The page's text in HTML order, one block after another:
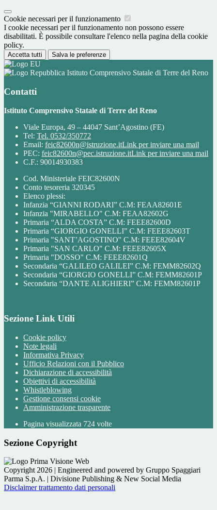
Cookie necessari per il funzionamento
I cookie necessari per il funzionamento non possono essere
disabilitati. È possibile consultare l'elenco nella pagina della cookie
policy.
Accetta tutti Salva le preferenze
Istituto Comprensivo Statale di Terre del Reno
Contatti
Istituto Comprensivo Statale di Terre del Reno
Viale Europa, 49 – 44047 Sant’Agostino (FE)
Tel: Tel. 0532/350772
Email: feic82600n@istruzione.itLink per inviare una mail
PEC: feic82600n@pec.istruzione.itLink per inviare una mail
C.F.: 90014930383
Cod. Ministeriale FEIC82600N
Conto tesoreria 320345
Elenco plessi:
Infanzia “GIANNI RODARI” C.M: FEAA82601E
Infanzia "MIRABELLO" C.M: FEAA82602G
Primaria “ALDA COSTA” C.M: FEEE82600D
Primaria “GIORGIO GONELLI” C.M: FEEE82603T
Primaria "SANT’AGOSTINO" C.M: FEEE82604V
Primaria "SAN CARLO" C.M: FEEE82605X
Primaria "DOSSO" C.M: FEEE82601Q
Secondaria “GALILEO GALILEI” C.M: FEMM82602Q
Secondaria “GIORGIO GONELLI” C.M: FEMM82601P
Secondaria “DANTE ALIGHIERI” C.M: FEMM82601P
Sezione Link Utili
Cookie policy
Note legali
Informativa Privacy
Ufficio Relazioni con il Pubblico
Dichiarazione di accessibilità
Obiettivi di accessibilità
Whistleblowing
Gestione consensi cookie
Amministrazione trasparente
Pagina visualizzata 724 volte
Sezione Copyright
Copyright 2026 | Engineered and powered by Gruppo Spaggiari
Parma S.p.A. | Divisione Publishing & New Social Media
Disclaimer trattamento dati personali